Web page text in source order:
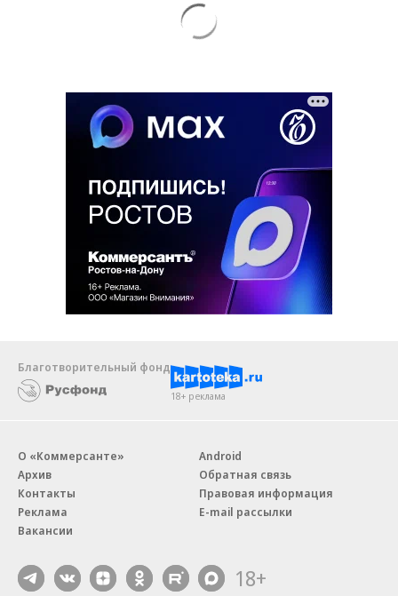
Благотворительный фонд
18+ реклама
О «Коммерсанте»
Архив
Контакты
Реклама
Вакансии
Android
Обратная связь
Правовая информация
E-mail рассылки
18+